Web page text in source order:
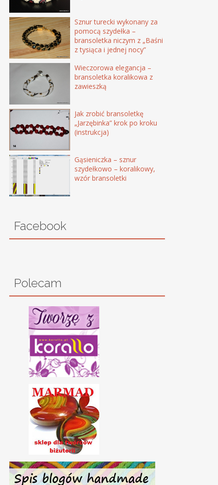
Sznur turecki wykonany za
pomocą szydełka –
bransoletka niczym z „Baśni
z tysiąca i jednej nocy”
Wieczorowa elegancja –
bransoletka koralikowa z
zawieszką
Jak zrobić bransoletkę
„Jarzębinka” krok po kroku
(instrukcja)
Gąsieniczka – sznur
szydełkowo – koralikowy,
wzór bransoletki
Facebook
Polecam